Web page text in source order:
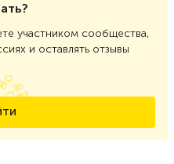
участником сообщества,
и оставлять отзывы